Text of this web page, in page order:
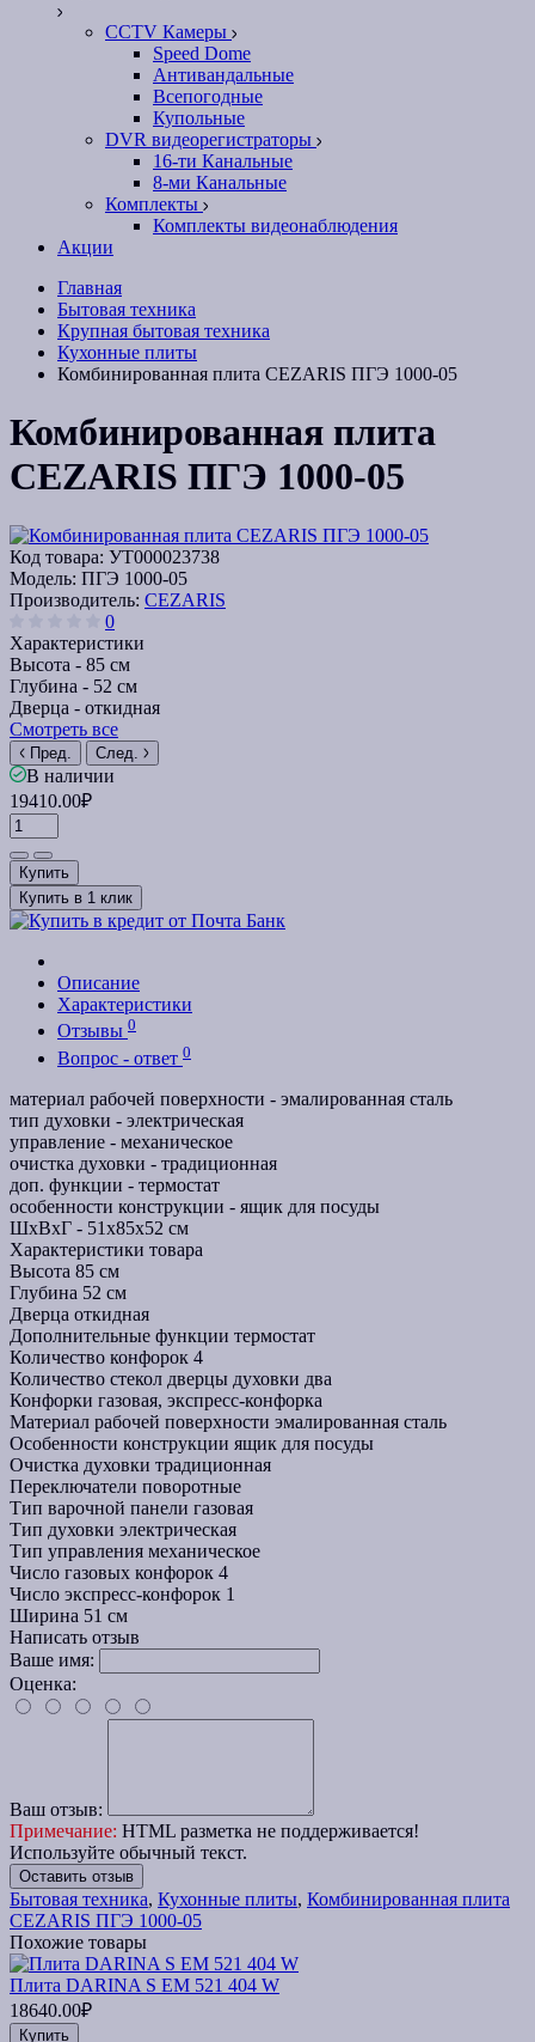
CCTV Камеры
Speed Dome
Антивандальные
Всепогодные
Купольные
DVR видеорегистраторы
16-ти Канальные
8-ми Канальные
Комплекты
Комплекты видеонаблюдения
Акции
Главная
Бытовая техника
Крупная бытовая техника
Кухонные плиты
Комбинированная плита CEZARIS ПГЭ 1000-05
Комбинированная плита
CEZARIS ПГЭ 1000-05
Код товара: УТ000023738
Модель: ПГЭ 1000-05
Производитель: CEZARIS
0
Характеристики
Высота - 85 см
Глубина - 52 см
Дверца - откидная
Смотреть все
Пред. След.
В наличии
19410.00₽
Купить
Купить в 1 клик
Описание
Характеристики
Отзывы 0
Вопрос - ответ 0
материал рабочей поверхности - эмалированная сталь
тип духовки - электрическая
управление - механическое
очистка духовки - традиционная
доп. функции - термостат
особенности конструкции - ящик для посуды
ШхВхГ - 51х85х52 см
Характеристики товара
Высота 85 см
Глубина 52 см
Дверца откидная
Дополнительные функции термостат
Количество конфорок 4
Количество стекол дверцы духовки два
Конфорки газовая, экспресс-конфорка
Материал рабочей поверхности эмалированная сталь
Особенности конструкции ящик для посуды
Очистка духовки традиционная
Переключатели поворотные
Тип варочной панели газовая
Тип духовки электрическая
Тип управления механическое
Число газовых конфорок 4
Число экспресс-конфорок 1
Ширина 51 см
Написать отзыв
Ваше имя:
Оценка:
Ваш отзыв:
Примечание: HTML разметка не поддерживается!
Используйте обычный текст.
Оставить отзыв
Бытовая техника, Кухонные плиты, Комбинированная плита
CEZARIS ПГЭ 1000-05
Похожие товары
Плита DARINA S EM 521 404 W
18640.00₽
Купить